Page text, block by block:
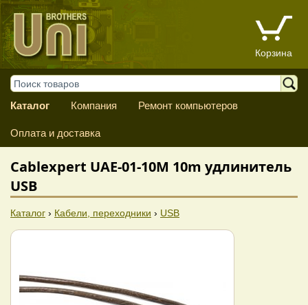
Корзина
Каталог Компания Ремонт компьютеров
Оплата и доставка
Cablexpert UAE-01-10M 10m удлинитель
USB
Каталог › Кабели, переходники › USB